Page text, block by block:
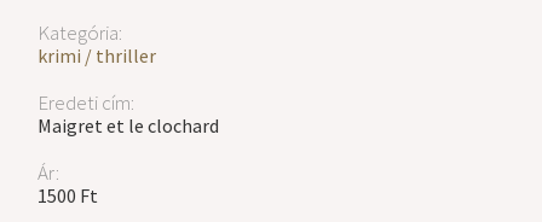
Kategória:
krimi / thriller
Eredeti cím:
Maigret et le clochard
Ár:
1500 Ft